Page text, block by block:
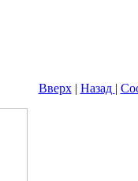
Вверх| Назад |